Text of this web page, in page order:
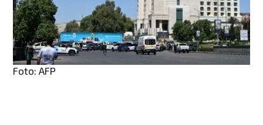
Foto: AFP